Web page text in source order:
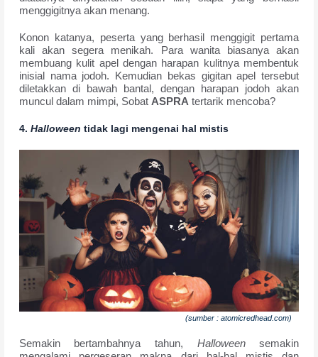
menggigitnya akan menang.
Konon katanya, peserta yang berhasil menggigit pertama
kali akan segera menikah. Para wanita biasanya akan
membuang kulit apel dengan harapan kulitnya membentuk
inisial nama jodoh. Kemudian bekas gigitan apel tersebut
diletakkan di bawah bantal, dengan harapan jodoh akan
muncul dalam mimpi, Sobat ASPRA tertarik mencoba?
4. Halloween tidak lagi mengenai hal mistis
(sumber : atomicredhead.com)
Semakin bertambahnya tahun, Halloweensemakin